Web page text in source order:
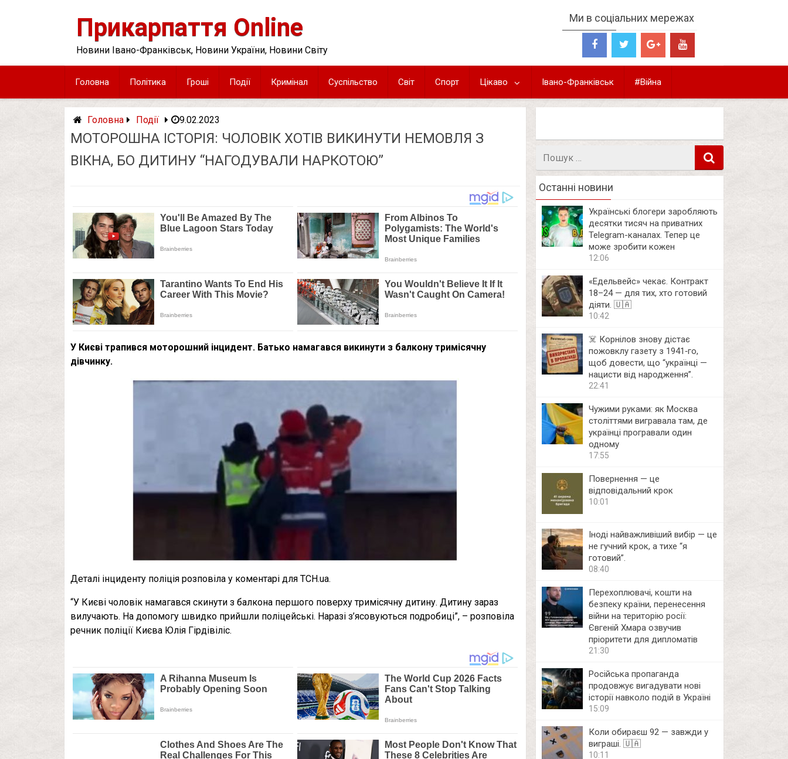
Прикарпаття Online
Новини Івано-Франківськ, Новини України, Новини Світу
Ми в соціальних мережах
Головна Політика Гроші Події Кримінал Суспільство Світ Спорт Цікаво Івано-Франківськ #Війна
Головна Події 9.02.2023
МОТОРOШНA ІСТОРІЯ: ЧОЛОВІК ХОТІВ ВИКИНУТИ НЕМОВЛЯ З
ВІКНА, БО ДИТИНУ “НАГОДУВАЛИ НАРКОТОЮ”
У Києві трапився моторошний інцидент. Батько намагався викинути з балкону тримісячну
дівчинку.
Деталі інциденту поліція розповіла у коментарі для ТСН.ua.
“У Києві чоловік намагався скинути з балкона першого поверху тримісячну дитину. Дитину зараз
вилучають. На допомогу швидко прийшли поліцейські. Наразі з’ясовуються подробиці”, – розповіла
речник поліції Києва Юлія Гірдівіліс.
Останні новини
Українські блогери заробляють
десятки тисяч на приватних
Telegram-каналах. Тепер це
може зробити кожен
12:06
«Едельвейс» чекає. Контракт
18–24 — для тих, хто готовий
діяти. 🇺🇦
10:42
☠️ Корнілов знову дістає
пожовклу газету з 1941‑го,
щоб довести, що “українці —
нацисти від народження”.
22:41
Чужими руками: як Москва
століттями вигравала там, де
українці програвали один
одному
17:55
Повернення — це
відповідальний крок
10:01
Іноді найважливіший вибір — це
не гучний крок, а тихе “я
готовий”.
08:40
Перехоплювачі, кошти на
безпеку країни, перенесення
війни на територію росії:
Євгеній Хмара озвучив
пріоритети для дипломатів
21:30
Російська пропаганда
продовжує вигадувати нові
історії навколо подій в Україні
15:09
Коли обираєш 92 — завжди у
виграші. 🇺🇦
10:11